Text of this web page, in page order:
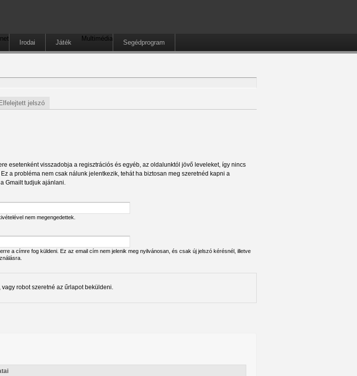
Irodai Játék
Multimédia
Segédprogram
jelszó
esetenként visszadobja a regisztrációs és egyéb, az oldalunktól jövő leveleket, így nincs
a probléma nem csak nálunk jelentkezik, tehát ha biztosan meg szeretnéd kapni a
Gmailt tudjuk ajánlani.
nem megengedettek.
a címre fog küldeni. Ez az email cím nem jelenik meg nyilvánosan, és csak új jelszó kérésnél, illetve
robot szeretné az űrlapot beküldeni.